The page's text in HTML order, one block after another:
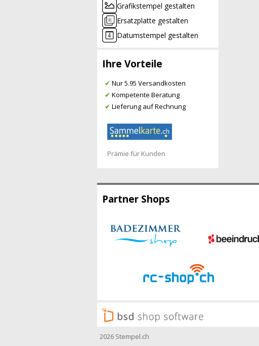
Grafikstempel gestalten
Ersatzplatte gestalten
Datumstempel gestalten
Ihre Vorteile
✔ Nur 5.95 Versandkosten
✔ Kompetente Beratung
✔ Lieferung auf Rechnung
Prämie für Kunden
Partner Shops
2026 Stempel.ch